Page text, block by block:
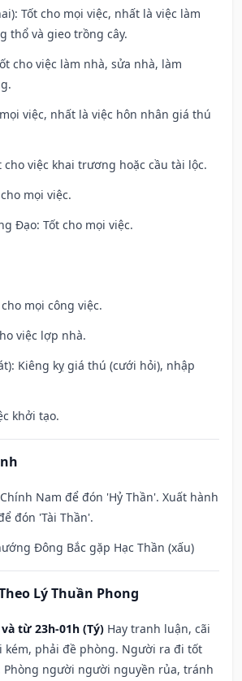
Tốt cho mọi việc, nhất là việc làm
thổ và gieo trồng cây.
cho việc làm nhà, sửa nhà, làm
việc, nhất là việc hôn nhân giá thú
cho việc khai trương hoặc cầu tài lộc.
mọi việc.
Đạo: Tốt cho mọi việc.
mọi công việc.
việc lợp nhà.
Kiêng kỵ giá thú (cưới hỏi), nhập
khởi tạo.
Nam để đón 'Hỷ Thần'. Xuất hành
đón 'Tài Thần'.
Đông Bắc gặp Hạc Thần (xấu)
Lý Thuần Phong
từ 23h-01h (Tý) Hay tranh luận, cãi
kém, phải đề phòng. Người ra đi tốt
Phòng người người nguyền rủa, tránh